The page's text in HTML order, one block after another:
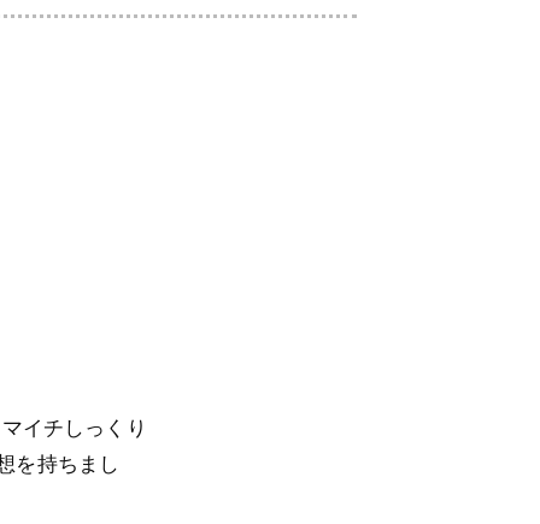
イチしっくり
を持ちまし